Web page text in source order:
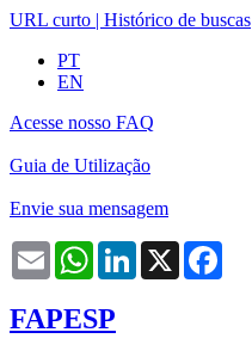
URL curto | Histórico de buscas
PT
EN
Acesse nosso FAQ
Guia de Utilização
Envie sua mensagem
Email WhatsAppLinkedIn
X
FAPESP